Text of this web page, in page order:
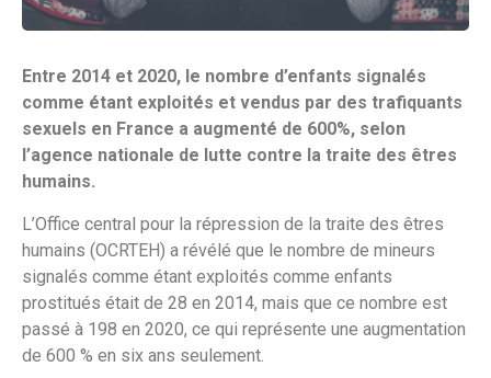
Entre 2014 et 2020, le nombre d’enfants signalés
comme étant exploités et vendus par des trafiquants
sexuels en France a augmenté de 600%, selon
l’agence nationale de lutte contre la traite des êtres
humains.
L’Office central pour la répression de la traite des êtres
humains (OCRTEH) a révélé que le nombre de mineurs
signalés comme étant exploités comme enfants
prostitués était de 28 en 2014, mais que ce nombre est
passé à 198 en 2020, ce qui représente une augmentation
de 600 % en six ans seulement.